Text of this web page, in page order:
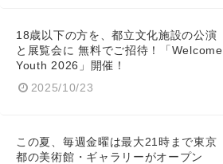
18歳以下の方を、都立文化施設の公演
と展覧会に 無料でご招待！「Welcome
Youth 2026」開催！
2025/10/23
この夏、毎週金曜は最大21時まで東京
都の美術館・ギャラリーがオープン